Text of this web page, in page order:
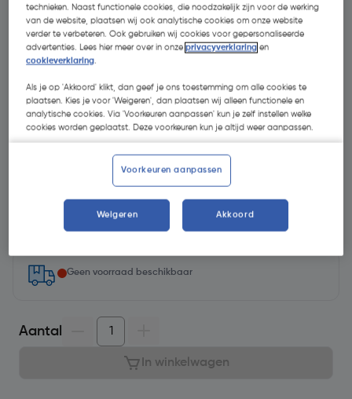
€ 12,11
minuten op
Selecteer vestiging
Geen voorraad beschikbaar
Aantal
In winkelwagen
technieken. Naast functionele cookies, die noodzakelijk zijn voor de werking
van de website, plaatsen wij ook analytische cookies om onze website
verder te verbeteren. Ook gebruiken wij cookies voor gepersonaliseerde
advertenties. Lees hier meer over in onzeprivacyverklaring en
cookieverklaring.
Als je op 'Akkoord' klikt, dan geef je ons toestemming om alle cookies te
plaatsen. Kies je voor 'Weigeren', dan plaatsen wij alleen functionele en
analytische cookies. Via 'Voorkeuren aanpassen' kun je zelf instellen welke
cookies worden geplaatst. Deze voorkeuren kun je altijd weer aanpassen.
Voorkeuren aanpassen
Weigeren Akkoord